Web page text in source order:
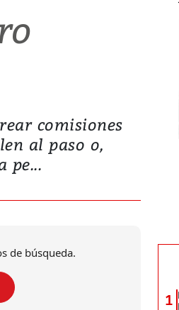
comisiones
al paso o,
pe...
de búsqueda.
1